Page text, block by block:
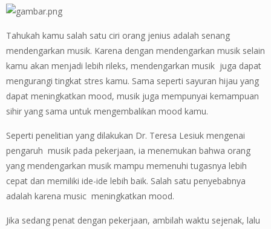
Tahukah kamu salah satu ciri orang jenius adalah senang
mendengarkan musik. Karena dengan mendengarkan musik selain
kamu akan menjadi lebih rileks, mendengarkan musik juga dapat
mengurangi tingkat stres kamu. Sama seperti sayuran hijau yang
dapat meningkatkan mood, musik juga mempunyai kemampuan
sihir yang sama untuk mengembalikan mood kamu.
Seperti penelitian yang dilakukan Dr. Teresa Lesiuk mengenai
pengaruh musik pada pekerjaan, ia menemukan bahwa orang
yang mendengarkan musik mampu memenuhi tugasnya lebih
cepat dan memiliki ide-ide lebih baik. Salah satu penyebabnya
adalah karena music meningkatkan mood.
Jika sedang penat dengan pekerjaan, ambilah waktu sejenak, lalu